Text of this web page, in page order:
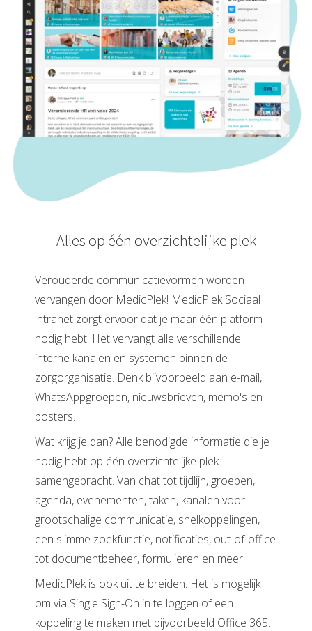
Alles op één overzichtelijke plek
Verouderde communicatievormen worden
vervangen door MedicPlek! MedicPlek Sociaal
intranet zorgt ervoor dat je maar één platform
nodig hebt. Het vervangt alle verschillende
interne kanalen en systemen binnen de
zorgorganisatie. Denk bijvoorbeeld aan e-mail,
WhatsAppgroepen, nieuwsbrieven, memo's en
posters.
Wat krijg je dan? Alle benodigde informatie die je
nodig hebt op één overzichtelijke plek
samengebracht. Van chat tot tijdlijn, groepen,
agenda, evenementen, taken, kanalen voor
grootschalige communicatie, snelkoppelingen,
een slimme zoekfunctie, notificaties, out-of-office
tot documentbeheer, formulieren en meer.
MedicPlek is ook uit te breiden. Het is mogelijk
om via Single Sign-On in te loggen of een
koppeling te maken met bijvoorbeeld Office 365.